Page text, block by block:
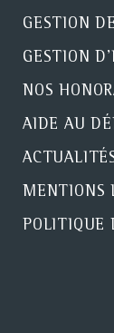
GESTION
GESTION
NOS
AIDE AU
MENTIONS
POLITIQUE